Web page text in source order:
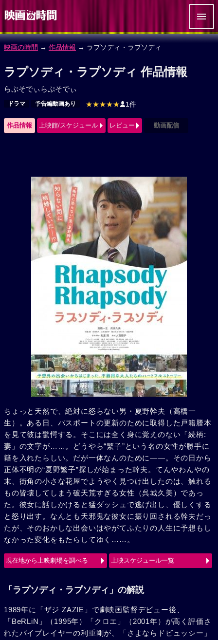
映画の時間 → 作品情報 → ラプソディ・ラプソディ
ラプソディ・ラプソディ 作品情報
らぷそでぃらぷそでぃ
ドラマ 予告編動画あり ★★★★★ 1件
作品情報 上映館/スケジュール レビュー 動画配信
ちょっと天然で、絶対に怒らない男・夏野幹夫（高橋一
生）。ある日、パスポートの更新のために取得した戸籍謄本
を見て彼は驚愕する。そこには全く身に覚えのない「続柄:
妻」の文字が……。どうやら“繁子”という名の女性が勝手に
籍を入れたらしい。だが一体なんのために――。その日から
正体不明の“夏野繁子”探しが始まった幹夫。てんやわんやの
末、街角の小さな花屋でようやく見つけ出したのは、触れる
もの皆壊してしまう破天荒すぎる女性（呉城久美）であっ
た。彼女に話しかけると猛ダッシュで逃げ出し、優しくする
と怒り出す。なんとも天邪鬼な彼女に振り回される幹夫だっ
たが、そのおかしな出会いはやがてふたりの人生に予想もし
なかった変化をもたらしてゆく……。
現在地から上映劇場を調べる 上映スケジュール一覧
「ラプソディ・ラプソディ」の解説
1989年に「ザジ ZAZIE」で劇映画監督デビュー後、
「BeRLiN」（1995年）「クロエ」（2001年）が高く評価さ
れたバイプレイヤーの利重剛が、「さよならドビュッシー」